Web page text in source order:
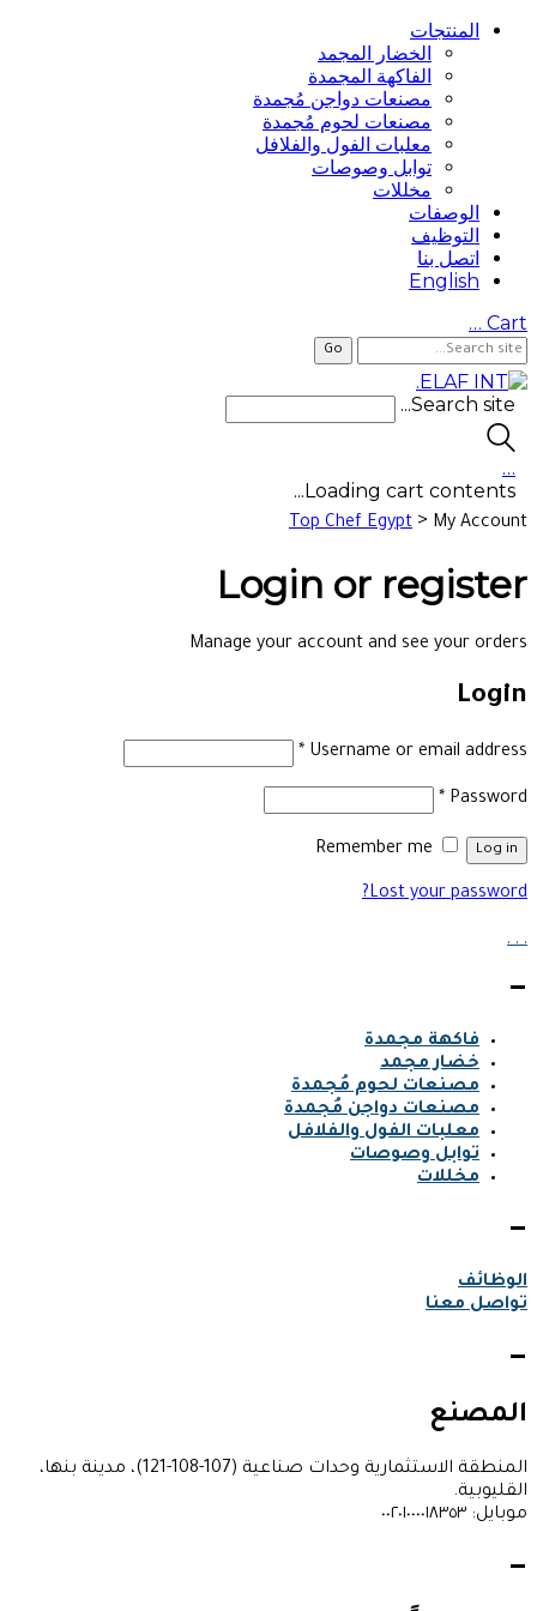
المنتجات
الخضار المجمد
الفاكهة المجمدة
مصنعات دواجن مُجمدة
مصنعات لحوم مُجمدة
معلبات الفول والفلافل
توابل وصوصات
مخللات
الوصفات
التوظيف
اتصل بنا
English
Cart
…
Search site...
…
Loading cart contents...
Top Chef Egypt > My Account
Login or register
Manage your account and see your orders
Login
Username or email address
*
Password
*
Log in
Remember me
Lost your password?
.
.
.
—
فاكهة مجمدة
خضار مجمد
مصنعات لحوم مُجمدة
مصنعات دواجن مُجمدة
معلبات الفول والفلافل
توابل وصوصات
مخللات
—
الوظائف
تواصل معنا
—
المصنع
المنطقة الاستثمارية وحدات صناعية (107-108-121)، مدينة بنها،
القليوبية.
موبايل: ٠٠٢٠١٠٠٠٠١٨٣٥٣
—